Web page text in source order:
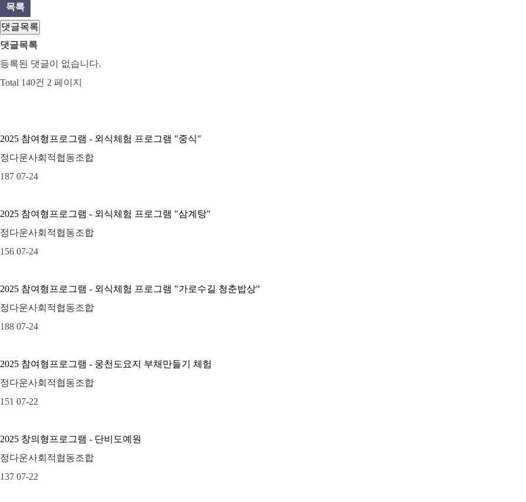
목록
댓글목록
댓글목록
등록된 댓글이 없습니다.
Total 140건 2 페이지
2025 참여형프로그램 - 외식체험 프로그램 "중식"
정다운사회적협동조합
187 07-24
2025 참여형프로그램 - 외식체험 프로그램 "삼계탕"
정다운사회적협동조합
156 07-24
2025 참여형프로그램 - 외식체험 프로그램 "가로수길 청춘밥상"
정다운사회적협동조합
188 07-24
2025 참여형프로그램 - 웅천도요지 부채만들기 체험
정다운사회적협동조합
151 07-22
2025 창의형프로그램 - 단비도예원
정다운사회적협동조합
137 07-22